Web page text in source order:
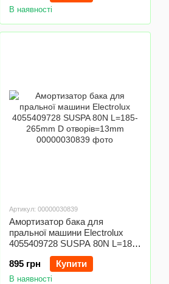
В наявності
Артикул: 00000030839
Амортизатор бака для
пральної машини Electrolux
4055409728 SUSPA 80N L=185-
265mm D отворів=13mm
895 грн
Купити
В наявності